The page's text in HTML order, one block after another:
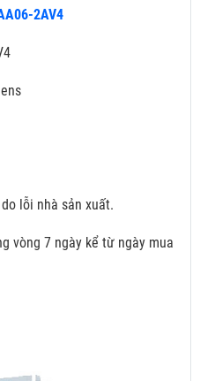
2AV4
lỗi nhà sản xuất.
vòng 7 ngày kể từ ngày mua